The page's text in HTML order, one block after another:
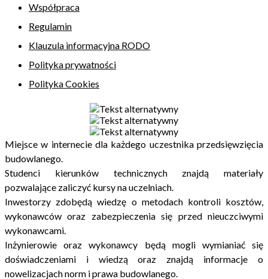
Współpraca
Regulamin
Klauzula informacyjna RODO
Polityka prywatności
Polityka Cookies
Miejsce w internecie dla każdego uczestnika przedsięwzięcia
budowlanego.
Studenci kierunków technicznych znajdą materiały
pozwalające zaliczyć kursy na uczelniach.
Inwestorzy zdobędą wiedzę o metodach kontroli kosztów,
wykonawców oraz zabezpieczenia się przed nieuczciwymi
wykonawcami.
Inżynierowie oraz wykonawcy będą mogli wymianiać się
doświadczeniami i wiedzą oraz znajdą informacje o
nowelizacjach norm i prawa budowlanego.